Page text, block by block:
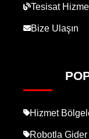
Tesisat
Bize Ulaşın
Hizmet
Robotla Gider